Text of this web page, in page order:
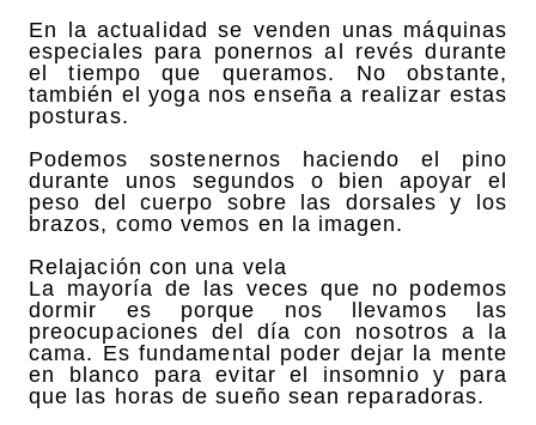
En la actualidad se venden unas máquinas
especiales para ponernos al revés durante
el tiempo que queramos. No obstante,
también el yoga nos enseña a realizar estas
posturas.
Podemos sostenernos haciendo el pino
durante unos segundos o bien apoyar el
peso del cuerpo sobre las dorsales y los
brazos, como vemos en la imagen.
Relajación con una vela
La mayoría de las veces que no podemos
dormir es porque nos llevamos las
preocupaciones del día con nosotros a la
cama. Es fundamental poder dejar la mente
en blanco para evitar el insomnio y para
que las horas de sueño sean reparadoras.